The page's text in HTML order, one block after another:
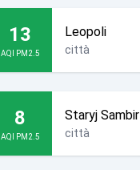
13
AQI PM2.5
Leopoli
città
8
AQI PM2.5
Staryj Sambir
città